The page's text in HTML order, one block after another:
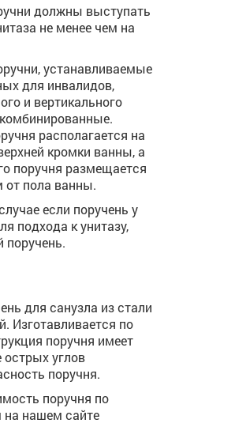
должны выступать
не менее чем на
устанавливаемые
для инвалидов,
и вертикального
располагается на
кромки ванны, а
поручня размещается
от пола ванны.
если поручень у
подхода к унитазу,
поручень.
для санузла из стали
Изготавливается по
поручня имеет
углов
поручня.
поручня по
нашем сайте